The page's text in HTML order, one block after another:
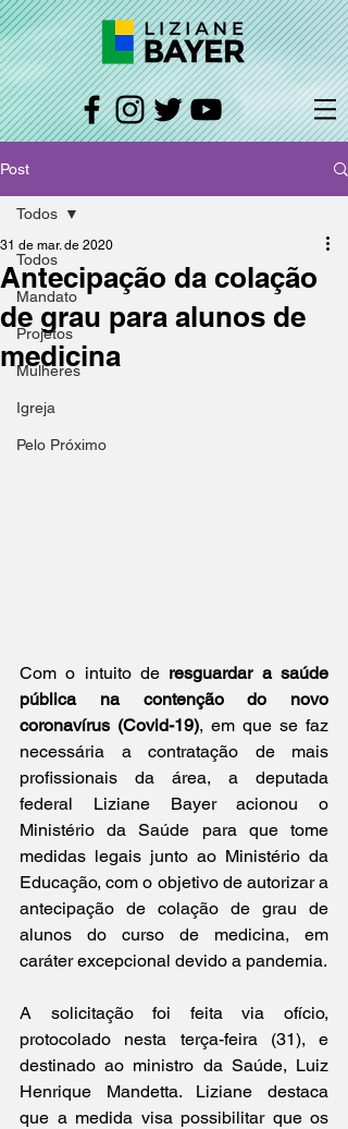
Post
Todos
Mandato
Projetos
Mulheres
Igreja
Pelo Próximo
Todos
Antecipação da colação
de grau para alunos de
medicina
31 de mar. de 2020
Com o intuito de resguardar a saúde
pública na contenção do novo
coronavírus (Covid-19), em que se faz
necessária a contratação de mais
profissionais da área, a deputada
federal Liziane Bayer acionou o
Ministério da Saúde para que tome
medidas legais junto ao Ministério da
Educação, com o objetivo de autorizar a
antecipação de colação de grau de
alunos do curso de medicina, em
caráter excepcional devido a pandemia.
A solicitação foi feita via ofício,
protocolado nesta terça-feira (31), e
destinado ao ministro da Saúde, Luiz
Henrique Mandetta. Liziane destaca
que a medida visa possibilitar que os